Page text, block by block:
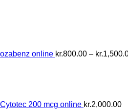
online kr.800.00 – kr.
200 mcg online kr.2,000.00